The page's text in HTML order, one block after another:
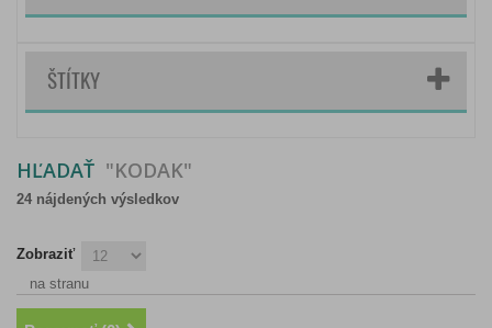
ŠTÍTKY
HĽADAŤ "KODAK"
24 nájdených výsledkov
Zobraziť
na stranu